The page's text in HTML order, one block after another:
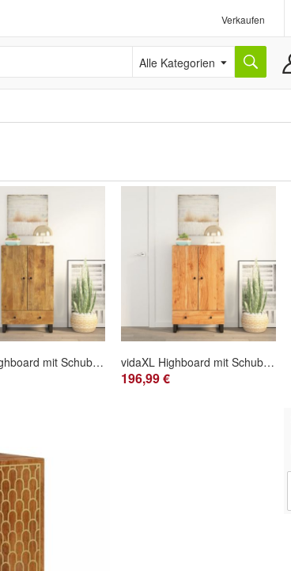
Verkaufen
Alle Kategorien
vidaXL Highboard mit Schublade 60x33x100 cm Massivholz Mango & Eisen vidaXL Highboard mit Schublade 60x33x100 cm Massivholz Akazie & Eisen
196,99 €